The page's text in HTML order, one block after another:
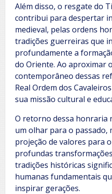
Além disso, o resgate do
contribui para despertar
medieval, pelas ordens
tradições guerreiras que
profundamente a
do Oriente. Ao aproximar
contemporâneo dessas
Real Ordem dos
sua missão cultural e
O retorno dessa honraria
um olhar para o passado,
projeção de valores para
profundas
tradições históricas
humanas fundamentais
inspirar gerações.